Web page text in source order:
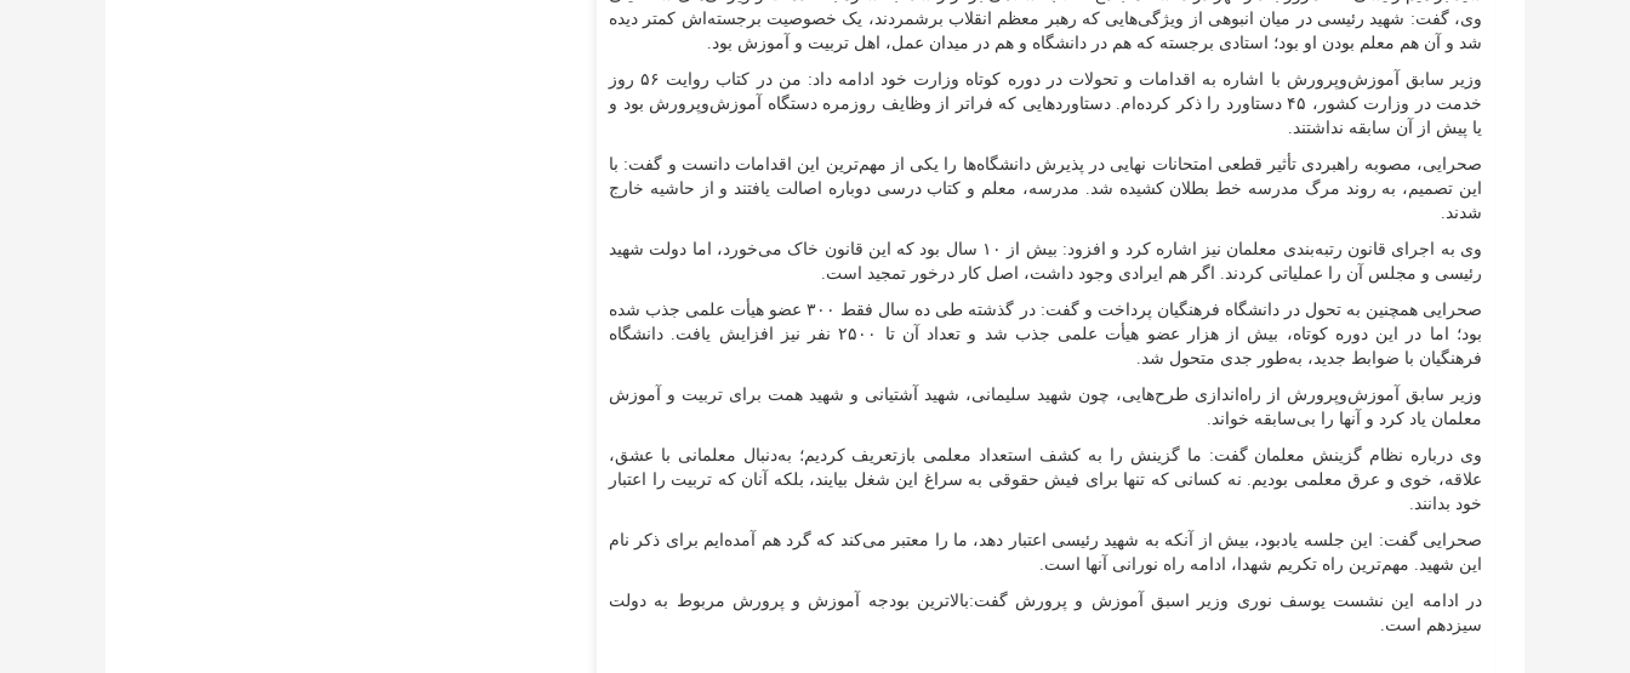
وی، گفت: شهید رئیسی در میان انبوهی از ویژگی‌هایی که رهبر معظم انقلاب برشمردند، یک خصوصیت برجسته‌اش کمتر دیده
شد و آن هم معلم بودن او بود؛ استادی برجسته که هم در دانشگاه و هم در میدان عمل، اهل تربیت و آموزش بود.
وزیر سابق آموزش‌وپرورش با اشاره به اقدامات و تحولات در دوره کوتاه وزارت خود ادامه داد: من در کتاب روایت ۵۶ روز
خدمت در وزارت کشور، ۴۵ دستاورد را ذکر کرده‌ام. دستاورد‌هایی که فراتر از وظایف روزمره دستگاه آموزش‌وپرورش بود و
یا پیش از آن سابقه نداشتند.
صحرایی، مصوبه راهبردی تأثیر قطعی امتحانات نهایی در پذیرش دانشگاه‌ها را یکی از مهم‌ترین این اقدامات دانست و گفت: با
این تصمیم، به روند مرگ مدرسه خط بطلان کشیده شد. مدرسه، معلم و کتاب درسی دوباره اصالت یافتند و از حاشیه خارج
شدند.
وی به اجرای قانون رتبه‌بندی معلمان نیز اشاره کرد و افزود: بیش از ۱۰ سال بود که این قانون خاک می‌خورد، اما دولت شهید
رئیسی و مجلس آن را عملیاتی کردند. اگر هم ایرادی وجود داشت، اصل کار درخور تمجید است.
صحرایی همچنین به تحول در دانشگاه فرهنگیان پرداخت و گفت: در گذشته طی ده سال فقط ۳۰۰ عضو هیأت علمی جذب شده
بود؛ اما در این دوره کوتاه، بیش از هزار عضو هیأت علمی جذب شد و تعداد آن تا ۲۵۰۰ نفر نیز افزایش یافت. دانشگاه
فرهنگیان با ضوابط جدید، به‌طور جدی متحول شد.
وزیر سابق آموزش‌وپرورش از راه‌اندازی طرح‌هایی، چون شهید سلیمانی، شهید آشتیانی و شهید همت برای تربیت و آموزش
معلمان یاد کرد و آنها را بی‌سابقه خواند.
وی درباره نظام گزینش معلمان گفت: ما گزینش را به کشف استعداد معلمی بازتعریف کردیم؛ به‌دنبال معلمانی با عشق،
علاقه، خوی و عرق معلمی بودیم. نه کسانی که تنها برای فیش حقوقی به سراغ این شغل بیایند، بلکه آنان که تربیت را اعتبار
خود بدانند.
صحرایی گفت: این جلسه یادبود، بیش از آنکه به شهید رئیسی اعتبار دهد، ما را معتبر می‌کند که گرد هم آمده‌ایم برای ذکر نام
این شهید. مهم‌ترین راه تکریم شهدا، ادامه راه نورانی آنها است.
در ادامه این نشست یوسف نوری وزیر اسبق آموزش و پرورش گفت:بالاترین بودجه آموزش و پرورش مربوط به دولت
سیزدهم است.